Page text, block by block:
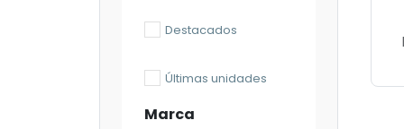
Destacados
Últimas unidades
Marca